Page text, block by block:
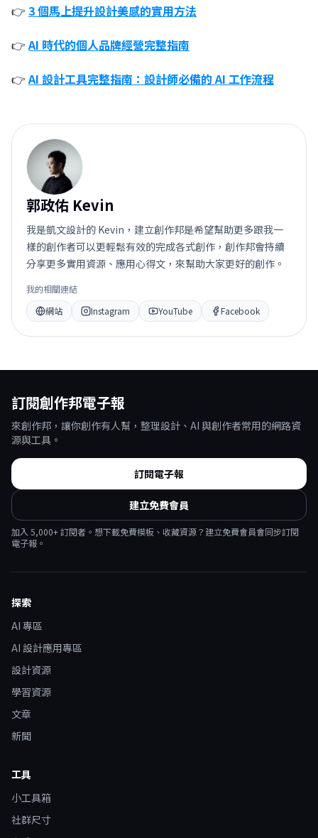
👉 3 個馬上提升設計美感的實用方法
👉 AI 時代的個人品牌經營完整指南
👉AI 設計工具完整指南：設計師必備的 AI 工作流程
郭
郭政佑 Kevin
我是凱文設計的 Kevin，建立創作邦是希望幫助更多跟我一
樣的創作者可以更輕鬆有效的完成各式創作，創作邦會持續
分享更多實用資源、應用心得文，來幫助大家更好的創作。
我的相關連結
網站
Instagram YouTube Facebook
訂閱創作邦電子報
來創作邦，讓你創作有人幫，整理設計、AI 與創作者常用的網路資
源與工具。
訂閱電子報
建立免費會員
加入 5,000+ 訂閱者。想下載免費模板、收藏資源？建立免費會員會同步訂閱
電子報。
探索
AI 專區
AI 設計應用專區
設計資源
學習資源
文章
新聞
工具
小工具箱
社群尺寸